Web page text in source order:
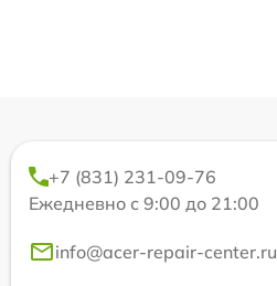
+7 (831) 231-09-76
Ежедневно с 9:00 до 21:00
info@acer-repair-center.ru